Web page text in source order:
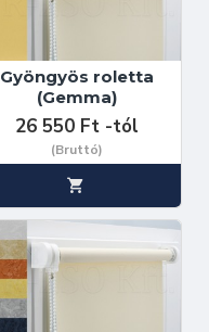
Gyöngyös roletta
(Gemma)
26 550 Ft -tól
(Bruttó)